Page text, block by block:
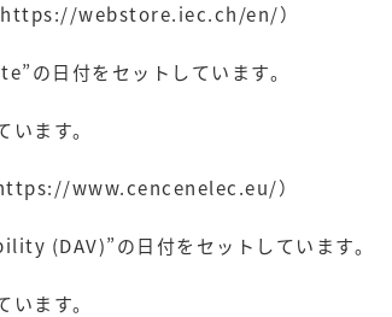
https://webstore.iec.ch/en/）
の日付をセットしています。
ます。
https://www.cencenelec.eu/）
(DAV)”の日付をセットしています。
ます。